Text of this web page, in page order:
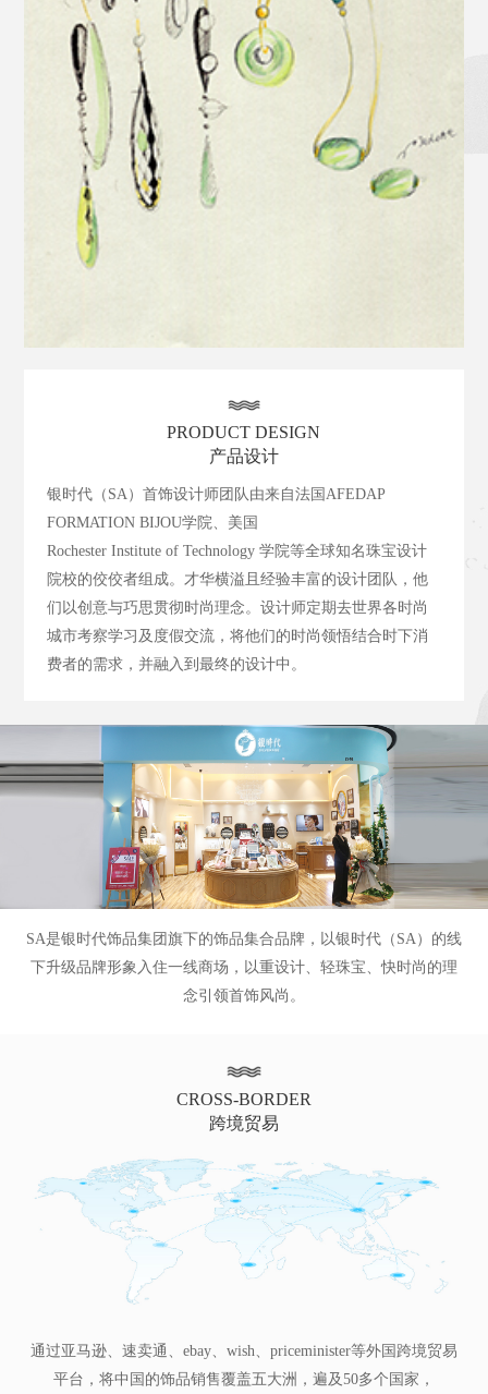
PRODUCT DESIGN
产品设计
银时代（SA）首饰设计师团队由来自法国AFEDAP
FORMATION BIJOU学院、美国
Rochester Institute of Technology 学院等全球知名珠宝设计
院校的佼佼者组成。才华横溢且经验丰富的设计团队，他
们以创意与巧思贯彻时尚理念。设计师定期去世界各时尚
城市考察学习及度假交流，将他们的时尚领悟结合时下消
费者的需求，并融入到最终的设计中。
SA是银时代饰品集团旗下的饰品集合品牌，以银时代（SA）的线
下升级品牌形象入住一线商场，以重设计、轻珠宝、快时尚的理
念引领首饰风尚。
CROSS-BORDER
跨境贸易
通过亚马逊、速卖通、ebay、wish、priceminister等外国跨境贸易
平台，将中国的饰品销售覆盖五大洲，遍及50多个国家，